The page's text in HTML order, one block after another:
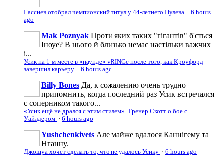
Гассиев отобрал чемпионский титул у 44-летнего Пулева · 6 hours
ago
Mak Poznyak Проти яких таких "гігантів" б'ється
Іноуе? В нього й близько немає настільки важчих
і...
Усик на 1-м месте в «паунде» vRINGe после того, как Кроуфорд
завершил карьеру · 6 hours ago
Billy Bones Да, к сожалению очень трудно
припомнить, когда последний раз Усик встречался
с соперником такого...
«Усик ещё не дрался с этим стилем». Тренер Скотт о бое с
Уайлдером · 6 hours ago
Yushchenkivets Але майже вдалося Каннігему та
Нганну.
Джошуа хочет сделать то, что не удалось Усику · 6 hours ago